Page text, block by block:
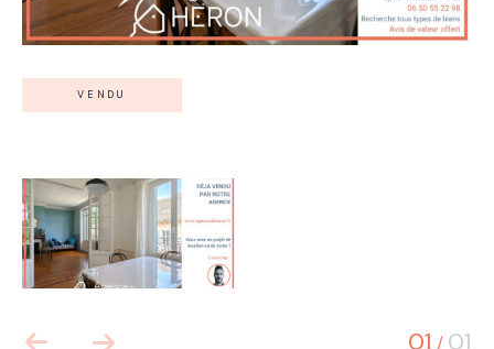
VENDU
01 01